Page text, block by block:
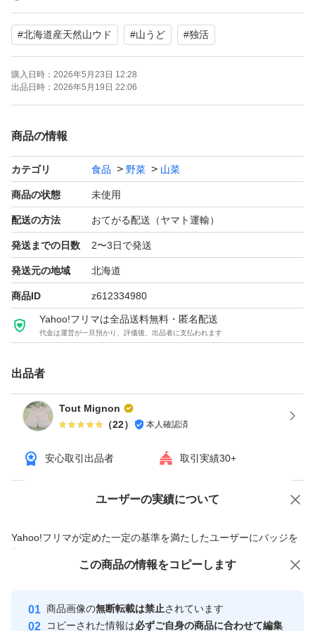
天然物の為虫などの混入がある場合が
ございますのでご了承下さい
長くて入り切らないものは
カットして入れさせていただきます( ^-^ )
到着後水に浸けていただくとシャキっと
なるかと思います(*´`*)
よろしくお願いいたします。
#北海道産天然山ウド #山うど #独活
購入日時： 2026年5月23日 12:28
出品日時： 2026年5月19日 22:06
商品の情報
カテゴリ 食品 野菜 山菜
商品の状態 未使用
配送の方法 おてがる配送（ヤマト運輸）
発送までの日数 2〜3日で発送
発送元の地域 北海道
商品ID z612334980
Yahoo!フリマは全品送料無料・匿名配送
代金は運営が一旦預かり、評価後、出品者に支払われます
出品者
Tout Mignon
（22） 本人確認済
安心取引出品者 取引実績30+
ユーザーの実績について
Yahoo!フリマが定めた一定の基準を満たしたユーザーにバッジを
付与しています
安心取引出品者
心・安全なユーザーです
価格の相談 商品への質問
この商品の情報をコピーします
商品画像の無断転載は禁止されています
コピーされた情報は必ずご自身の商品に合わせて編集
この商品をみている人にオススメ